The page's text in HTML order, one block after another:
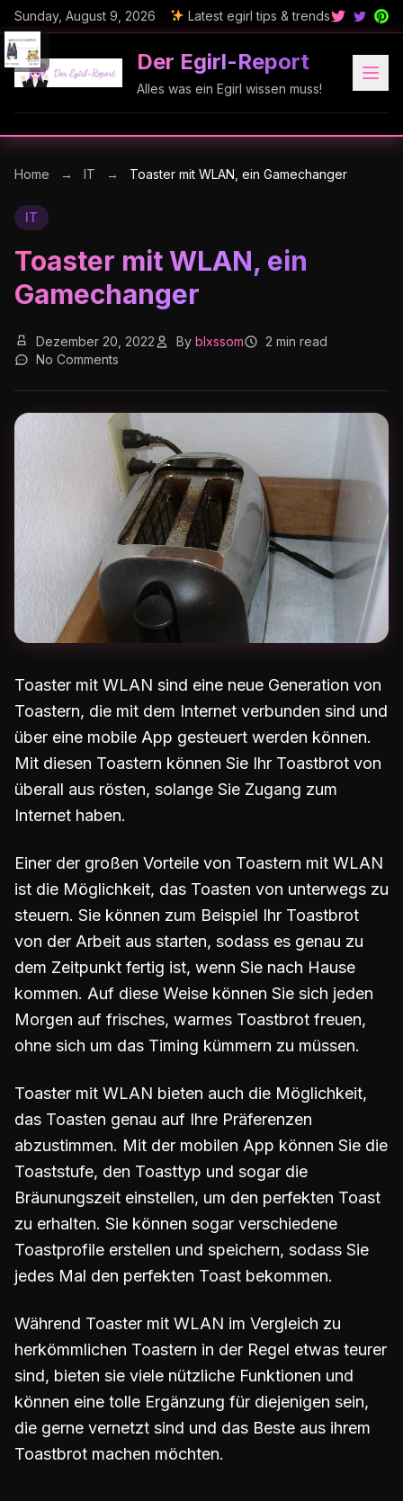
Sunday, August 9, 2026 Latest egirl tips & trends
Der Egirl-Report
Alles was ein Egirl wissen muss!
Home → IT → Toaster mit WLAN, ein Gamechanger
IT
Toaster mit WLAN, ein
Gamechanger
Dezember 20, 2022 By blxssom
2 min read
No Comments
Toaster mit WLAN sind eine neue Generation von
Toastern, die mit dem Internet verbunden sind und
über eine mobile App gesteuert werden können.
Mit diesen Toastern können Sie Ihr Toastbrot von
überall aus rösten, solange Sie Zugang zum
Internet haben.
Einer der großen Vorteile von Toastern mit WLAN
ist die Möglichkeit, das Toasten von unterwegs zu
steuern. Sie können zum Beispiel Ihr Toastbrot
von der Arbeit aus starten, sodass es genau zu
dem Zeitpunkt fertig ist, wenn Sie nach Hause
kommen. Auf diese Weise können Sie sich jeden
Morgen auf frisches, warmes Toastbrot freuen,
ohne sich um das Timing kümmern zu müssen.
Toaster mit WLAN bieten auch die Möglichkeit,
das Toasten genau auf Ihre Präferenzen
abzustimmen. Mit der mobilen App können Sie die
Toaststufe, den Toasttyp und sogar die
Bräunungszeit einstellen, um den perfekten Toast
zu erhalten. Sie können sogar verschiedene
Toastprofile erstellen und speichern, sodass Sie
jedes Mal den perfekten Toast bekommen.
Während Toaster mit WLAN im Vergleich zu
herkömmlichen Toastern in der Regel etwas teurer
sind, bieten sie viele nützliche Funktionen und
können eine tolle Ergänzung für diejenigen sein,
die gerne vernetzt sind und das Beste aus ihrem
Toastbrot machen möchten.